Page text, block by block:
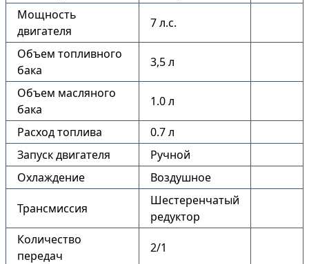
Мощность
двигателя
7 л.с.
Объем топливного
бака
3,5 л
Объем масляного
бака
1.0 л
Расход топлива
0.7 л
Запуск двигателя
Ручной
Охлаждение
Воздушное
Трансмиссия
Шестеренчатый
редуктор
Количество
передач
2/1